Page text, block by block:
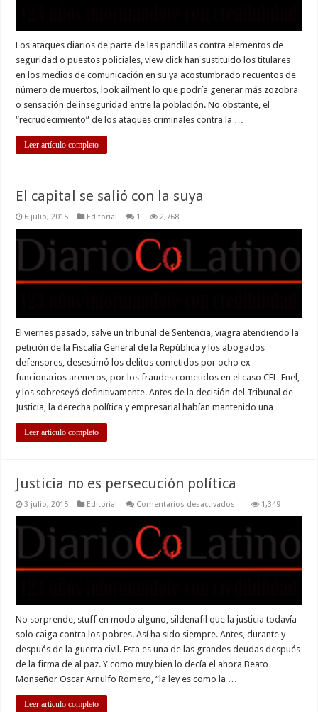
Los ataques diarios de parte de las pandillas contra elementos de
seguridad o puestos policiales, view click han sustituido los titulares
en los medios de comunicación en su ya acostumbrado recuentos de
número de muertos, look ailment lo que podría generar más zozobra
o sensación de inseguridad entre la población. No obstante, el
“recrudecimiento” de los ataques criminales contra la …
Leer artículo completo
El capital se salió con la suya
6 julio, 2015 Editorial 1 2,768
El viernes pasado, salve un tribunal de Sentencia, viagra atendiendo la
petición de la Fiscalía General de la República y los abogados
defensores, desestimó los delitos cometidos por ocho ex
funcionarios areneros, por los fraudes cometidos en el caso CEL-Enel,
y los sobreseyó definitivamente. Antes de la decisión del Tribunal de
Justicia, la derecha política y empresarial habían mantenido una …
Leer artículo completo
Justicia no es persecución política
3 julio, 2015 Editorial Comentarios desactivados
es
persecución
1,349
No sorprende, stuff en modo alguno, sildenafil que la justicia todavía
solo caiga contra los pobres. Así ha sido siempre. Antes, durante y
después de la guerra civil. Esta es una de las grandes deudas después
de la firma de al paz. Y como muy bien lo decía el ahora Beato
Monseñor Oscar Arnulfo Romero, “la ley es como la …
Leer artículo completo